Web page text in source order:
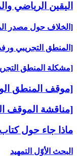
اليقين الرياضي
[الخلاف حول مصدر
[المنطق التجريبي
[مشكلة المنطق
[موقف المنطق
[مناقشة الموقف
ماذا جاء حول
البحث الأوّل التمهيد